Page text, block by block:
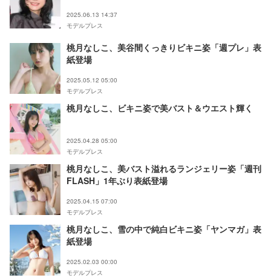
2025.06.13 14:37
モデルプレス
桃月なしこ、美谷間くっきりビキニ姿「週プレ」表
紙登場
2025.05.12 05:00
モデルプレス
桃月なしこ、ビキニ姿で美バスト＆ウエスト輝く
2025.04.28 05:00
モデルプレス
桃月なしこ、美バスト溢れるランジェリー姿「週刊
FLASH」1年ぶり表紙登場
2025.04.15 07:00
モデルプレス
桃月なしこ、雪の中で純白ビキニ姿「ヤンマガ」表
紙登場
2025.02.03 00:00
モデルプレス